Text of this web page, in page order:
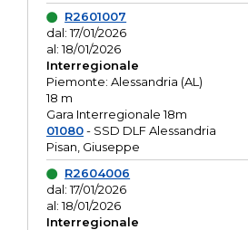
R2601007
dal: 17/01/2026
al: 18/01/2026
Interregionale
Piemonte: Alessandria (AL)
18 m
Gara Interregionale 18m
01080- SSD DLF Alessandria
Pisan, Giuseppe
R2604006
dal: 17/01/2026
al: 18/01/2026
Interregionale